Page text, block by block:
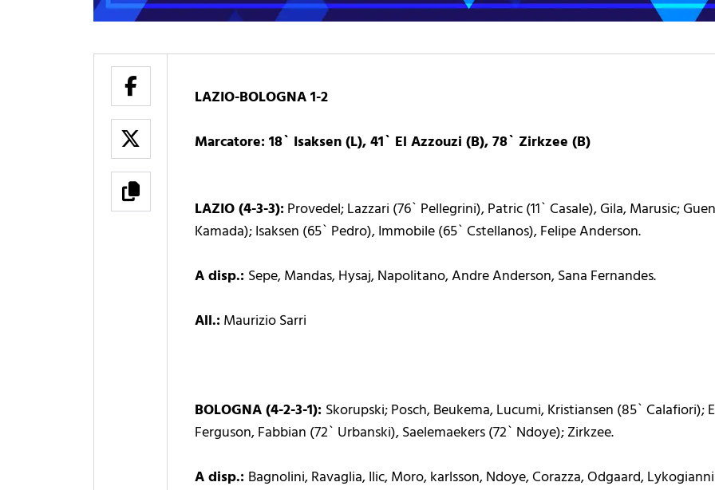
LAZIO-BOLOGNA 1-2
Marcatore: 18` Isaksen (L), 41` El Azzouzi (B), 78` Zirkzee (B)
LAZIO (4-3-3):Provedel; Lazzari (76` Pellegrini), Patric (11` Casale), Gila, Marusic;
Kamada); Isaksen (65` Pedro), Immobile (65` Cstellanos), Felipe Anderson.
A disp.: Sepe, Mandas, Hysaj, Napolitano, Andre Anderson, Sana Fernandes.
All.:Maurizio Sarri
BOLOGNA (4-2-3-1): Skorupski; Posch, Beukema, Lucumi, Kristiansen (85` Calafiori);
Ferguson, Fabbian (72` Urbanski), Saelemaekers (72` Ndoye); Zirkzee.
A disp.: Bagnolini, Ravaglia, Ilic, Moro, karlsson, Ndoye, Corazza, Odgaard,